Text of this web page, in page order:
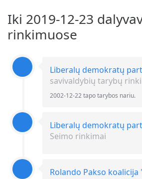
Iki 2019-12-23
rinkimuose
Liberalų demokratų
savivaldybių tarybų
2002-12-22 tapo tarybos nariu.
Liberalų demokratų
Seimo rinkimai
Rolando Pakso